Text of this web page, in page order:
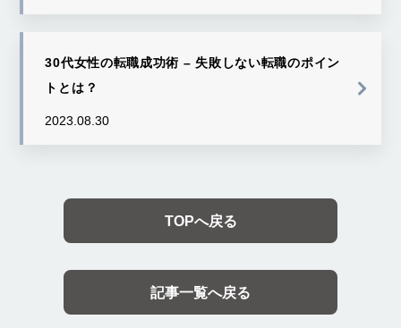
30代女性の転職成功術 – 失敗しない転職のポイン
トとは？
2023.08.30
TOPへ戻る
記事一覧へ戻る